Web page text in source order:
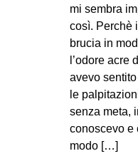
mi sembra
così. Perchè
brucia in
l’odore acre
avevo
le
senza meta,
conoscevo e
modo […]